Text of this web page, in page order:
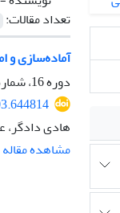
تعداد مقالات:
آماده‌سازی و
دوره 16، شماره 3، پاییز 1404، صفحه
هادی دادگر،
مشاهده مقاله